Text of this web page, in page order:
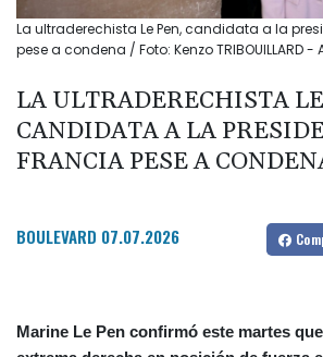
La ultraderechista Le Pen, candidata a la
pese a condena / Foto: Kenzo TRIBOUILLARD -
LA ULTRADERECHISTA
CANDIDATA A LA
FRANCIA PESE A
BOULEVARD 07.07.2026
Marine Le Pen confirmó este martes